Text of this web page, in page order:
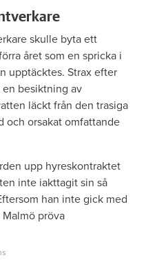
skulle byta ett
året som en spricka i
upptäcktes. Strax efter
besiktning av
läckt från den trasiga
och orsakat omfattande
upp hyreskontraktet
inte iakttagit sin så
han inte gick med
pröva